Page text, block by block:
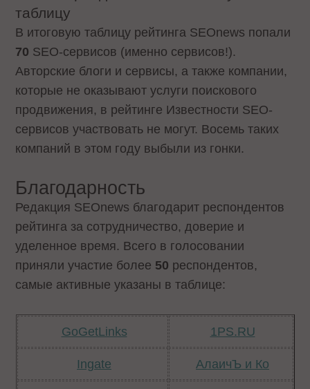
таблицу
В итоговую таблицу рейтинга SEOnews попали
70 SEO-сервисов (именно сервисов!).
Авторские блоги и сервисы, а также компании,
которые не оказывают услуги поискового
продвижения, в рейтинге Известности SEO-
сервисов участвовать не могут. Восемь таких
компаний в этом году выбыли из гонки.
Благодарность
Редакция SEOnews благодарит респондентов
рейтинга за сотрудничество, доверие и
уделенное время. Всего в голосовании
приняли участие более 50 респондентов,
самые активные указаны в таблице:
GoGetLinks 1PS.RU
Ingate АлаичЪ и Ко